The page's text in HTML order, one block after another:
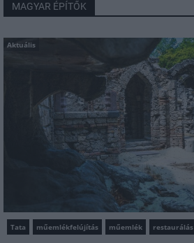
MAGYAR ÉPÍTŐK
Aktuális
Tata műemlékfelújítás műemlék restaurálás